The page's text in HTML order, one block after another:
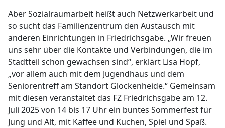
Aber Sozialraumarbeit heißt auch Netzwerkarbeit und
so sucht das Familienzentrum den Austausch mit
anderen Einrichtungen in Friedrichsgabe. „Wir freuen
uns sehr über die Kontakte und Verbindungen, die im
Stadtteil schon gewachsen sind“, erklärt Lisa Hopf,
„vor allem auch mit dem Jugendhaus und dem
Seniorentreff am Standort Glockenheide.“ Gemeinsam
mit diesen veranstaltet das FZ Friedrichsgabe am 12.
Juli 2025 von 14 bis 17 Uhr ein buntes Sommerfest für
Jung und Alt, mit Kaffee und Kuchen, Spiel und Spaß.